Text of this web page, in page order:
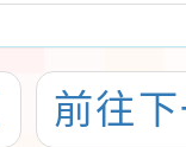
前往